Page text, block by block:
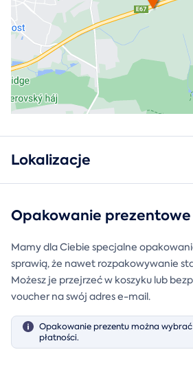
Lokalizacje
Opakowanie prezentowe
Mamy dla Ciebie specjalne
sprawią, że nawet rozpakowywanie
Możesz je przejrzeć w koszyku lub
voucher na swój adres e-mail.
Opakowanie prezentu można
płatności.